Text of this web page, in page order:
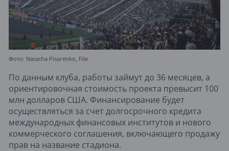
Фото: Natacha Pisarenko, File
По данным клуба, работы займут до 36 месяцев, а
ориентировочная стоимость проекта превысит 100
млн долларов США. Финансирование будет
осуществляться за счет долгосрочного кредита
международных финансовых институтов и нового
коммерческого соглашения, включающего продажу
прав на название стадиона.